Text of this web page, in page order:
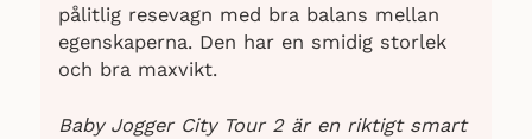
pålitlig resevagn med bra balans mellan
egenskaperna. Den har en smidig storlek
och bra maxvikt.
Baby Jogger City Tour 2 är en riktigt smart